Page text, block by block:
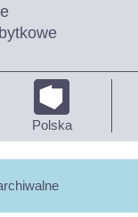
Polska